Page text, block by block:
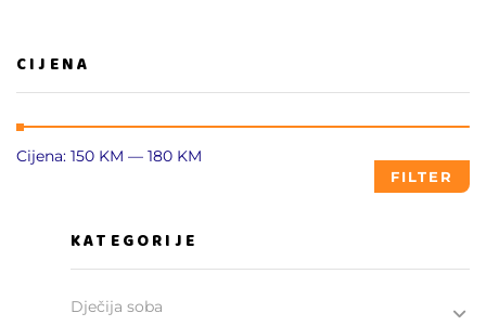
CIJENA
FILTER
Cijena: 150 KM — 180 KM
KATEGORIJE
Dječija soba